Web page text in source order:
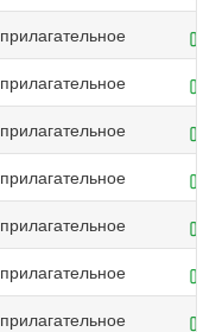
прилагательное
прилагательное
прилагательное
прилагательное
прилагательное
прилагательное
прилагательное